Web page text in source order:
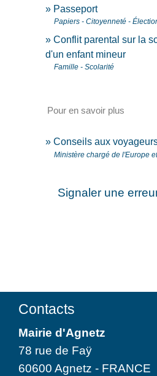
Passeport
Papiers - Citoyenneté -
Conflit parental sur la
d'un enfant mineur
Famille - Scolarité
Pour en savoir plus
Conseils aux
Ministère chargé de l'Europe
Signaler une
Contacts
Mairie d'Agnetz
78 rue de Faÿ
60600 Agnetz - FRANCE